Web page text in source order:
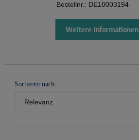
Bestellnr.: DE10003194
Weitere Informationen
Sortieren nach: